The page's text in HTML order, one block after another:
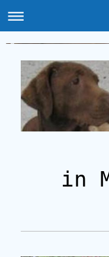
in